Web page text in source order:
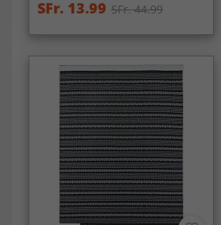
SFr. 13.99 SFr. 44.99